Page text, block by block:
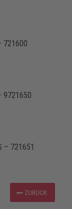
721600
9721650
– 721651
ZURÜCK